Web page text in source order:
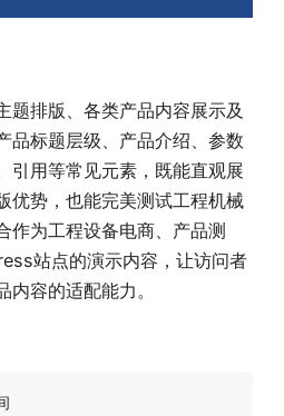
题排版、各类产品内容展示及
品标题层级、产品介绍、参数
引用等常见元素，既能直观展
优势，也能完美测试工程机械
作为工程设备电商、产品测
站点的演示内容，让访问者
容的适配能力。